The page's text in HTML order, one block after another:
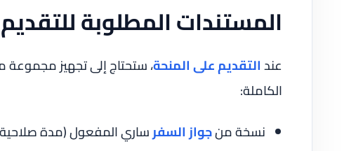
المستندات المطلوبة للتقديم
عندالتقديم على المنحة
الكاملة:
نسخة منجواز السفرساري المفعول (مدة